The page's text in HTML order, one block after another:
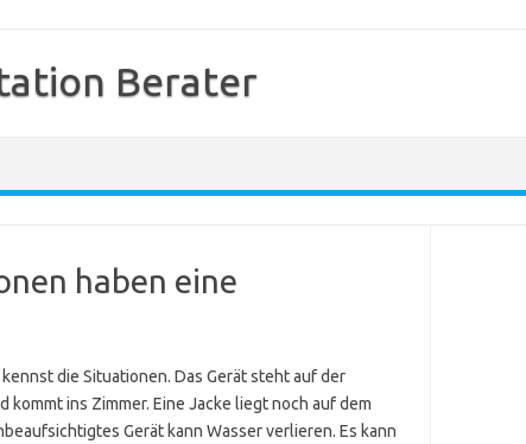
Berater
haben eine
die Situationen. Das Gerät steht auf der
ins Zimmer. Eine Jacke liegt noch auf dem
Gerät kann Wasser verlieren. Es kann